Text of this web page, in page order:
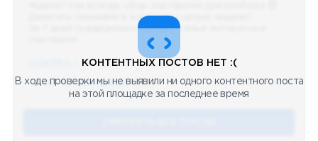
Делитесь скринами в комментах целую неделю!
За 7 дней традиционно выберу самые интересные
🔥 75 👍🏻 487 ❤️ 875 🥴 19 12.4k 12:45
КОНТЕНТНЫХ ПОСТОВ НЕТ :(
В ходе проверки мы не выявили ни одного контентного поста
на этой площадке за последнее время